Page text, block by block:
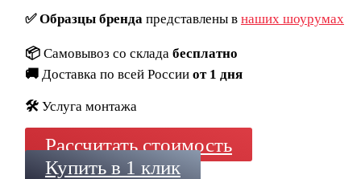
✅Образцы брендапредставлены в наших шоурумах
📦 Самовывоз со склада бесплатно
🚚 Доставка по всей России от 1 дня
🛠️ Услуга монтажа
Рассчитать стоимость
Купить в 1 клик